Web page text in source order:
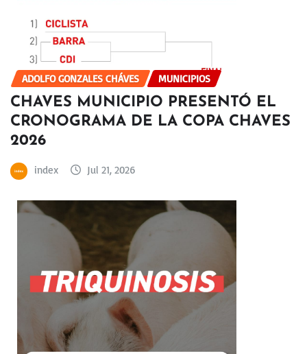
ADOLFO GONZALES CHÁVES MUNICIPIOS
CHAVES MUNICIPIO PRESENTÓ EL
CRONOGRAMA DE LA COPA CHAVES
2026
index Jul 21, 2026